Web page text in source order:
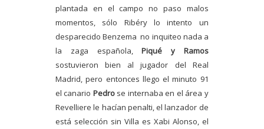
plantada en el campo no paso malos
momentos, sólo Ribéry lo intento un
desparecido Benzema no inquiteo nada a
la zaga española,Piqué y Ramos
sostuvieron bien al jugador del Real
Madrid, pero entonces llego el minuto 91
el canario Pedrose internaba en el área y
Revelliere le hacían penalti, el lanzador de
está selección sin Villa es Xabi Alonso, el